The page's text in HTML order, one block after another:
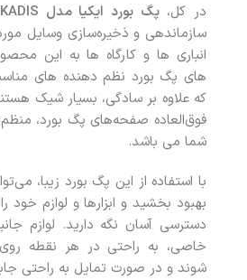
در کل،پگ بورد ایکیا مدل SKADIS
سازماندهی و ذخیره‌سازی وسایل
انباری ها و کارگاه ها به این
های پگ بورد نظم دهنده های
که علاوه بر سادگی، بسیار شیک
فوق‌العاده صفحه‌های پگ بورد،
شما می باشد.
با استفاده از این پگ بورد زیبا،
بهبود بخشید و ابزارها و لوازم
دسترسی آسان نگه دارید. لوازم
خاصی، به راحتی در هر نقطه
شوند و در صورت تمایل به راحتی